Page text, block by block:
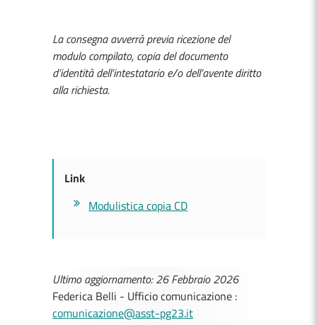
La consegna avverrà previa ricezione del
modulo compilato, copia del documento
d’identità dell’intestatario e/o dell’avente diritto
alla richiesta.
Link
Modulistica copia CD
Ultimo aggiornamento: 26 Febbraio 2026
Federica Belli - Ufficio comunicazione :
comunicazione@asst-pg23.it